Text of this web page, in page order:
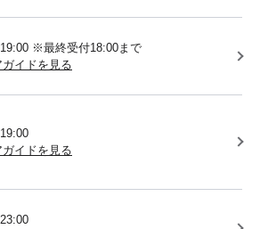
※最終受付18:00まで
ガイドを見る
ガイドを見る